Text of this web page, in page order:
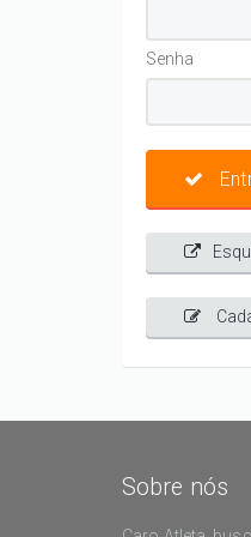
Senha
Sobre nós